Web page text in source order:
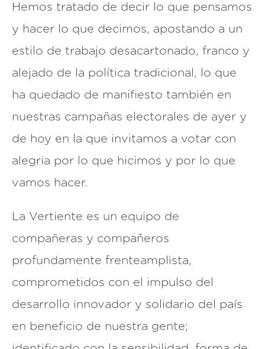
Hemos tratado de decir lo que pensamos
y hacer lo que decimos, apostando a un
estilo de trabajo desacartonado, franco y
alejado de la política tradicional, lo que
ha quedado de manifiesto también en
nuestras campañas electorales de ayer y
de hoy en la que invitamos a votar con
alegria por lo que hicimos y por lo que
vamos hacer.
La Vertiente es un equipo de
compañeras y compañeros
profundamente frenteamplista,
comprometidos con el impulso del
desarrollo innovador y solidario del país
en beneficio de nuestra gente;